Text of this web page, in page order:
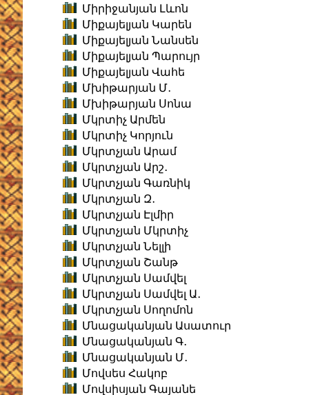
Միրիջանյան Լևոն
Միքայելյան Կարեն
Միքայելյան Նանսեն
Միքայելյան Պարույր
Միքայելյան Վահե
Մխիթարյան Մ․
Մխիթարյան Սոնա
Մկրտիչ Արմեն
Մկրտիչ Կորյուն
Մկրտչյան Արամ
Մկրտչյան Արշ․
Մկրտչյան Գառնիկ
Մկրտչյան Զ․
Մկրտչյան Էլմիր
Մկրտչյան Մկրտիչ
Մկրտչյան Նելլի
Մկրտչյան Շանթ
Մկրտչյան Սամվել
Մկրտչյան Սամվել Ա․
Մկրտչյան Սողոմոն
Մնացականյան Ասատուր
Մնացականյան Գ․
Մնացականյան Մ․
Մովսես Հակոբ
Մովսիսյան Գայանե